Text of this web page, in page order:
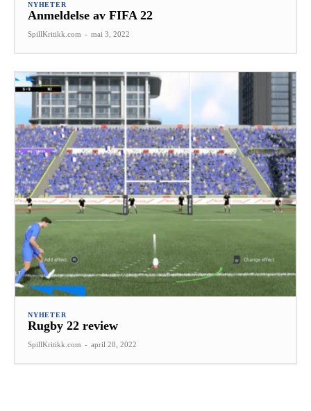
NYHETER
Anmeldelse av FIFA 22
SpillKritikk.com - mai 3, 2022
NYHETER
Rugby 22 review
SpillKritikk.com - april 28, 2022